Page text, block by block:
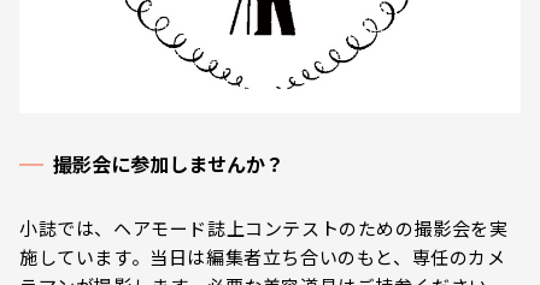
撮影会に参加しませんか？
小誌では、ヘアモード誌上コンテストのための撮影会を実
施しています。当日は編集者立ち合いのもと、専任のカメ